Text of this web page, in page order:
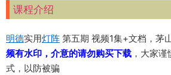
课程介绍
明德实用灯阵 第五期 视频1集+文档，茅
频有水印，介意的请勿购买下载 ，大家
式，以防被骗